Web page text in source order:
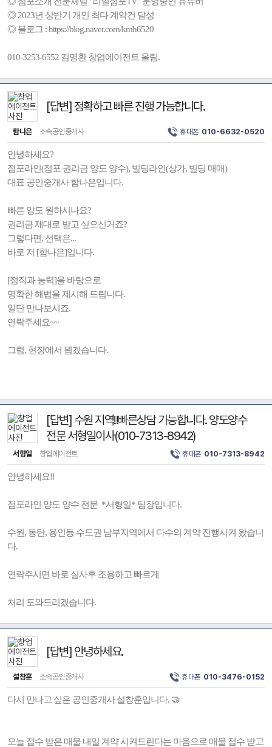
◎ 2023년 상반기 개인 최다 계약건 달성
◎ 블로그 : https://blog.naver.com/kmh6520
010-3253-6552 김명환 창업에이전트 올림.
[답변] 정확하고 빠른 진행 가능합니다.
함나은 소속공인중개사 휴대폰 010-6632-0520
안녕하세요?
점포라인(점포 권리금 양도 양수), 빌딩라인(상가, 빌딩 매매)
대표 공인중개사 함나은입니다.
빠른 양도 원하시나요?
권리금 제대로 받고 싶으신거죠?
그렇다면, 선택은...
바로 저 [함나은]입니다.
[정직과 능력]을 바탕으로
명확한 해법을 제시해 드립니다.
일단 만나보시죠.
연락주세요~~
그럼, 현장에서 뵙겠습니다.
[답변] 수원 지역!!빠른상담 가능합니다. 양도양수
전문 서형일이사(010-7313-8942)
서형일 창업에이전트 휴대폰 010-7313-8942
안녕하세요!!
점포라인 양도 양수 전문 *서형일* 팀장입니다.
수원, 동탄, 용인등 수도권 남부지역에서 다수의 계약 진행시켜 왔습니
다.
연락주시면 바로 실사후 조용하고 빠르게
처리 도와드리겠습니다.
[답변] 안녕하세요.
설창훈 소속공인중개사 휴대폰 010-3476-0152
다시 만나고 싶은 공인중개사 설창훈입니다. 🤝
오늘 접수 받은 매물 내일 계약 시켜드린다는 마음으로 매물 접수 받고